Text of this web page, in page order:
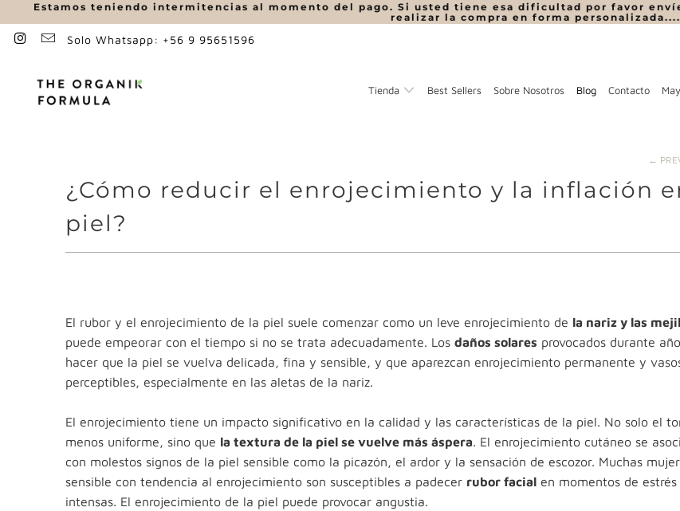
Estamos teniendo intermitencias al momento del pago. Si usted tiene esa dificultad por favor
realizar la compra en forma personalizada....
Solo Whatsapp: +56 9 95651596
Tienda Best Sellers Sobre Nosotros Blog Contacto
←
¿Cómo reducir el enrojecimiento y la inflación
piel?
El rubor y el enrojecimiento de la piel suele comenzar como un leve enrojecimiento de la nariz y las
puede empeorar con el tiempo si no se trata adecuadamente. Los daños solares provocados durante
hacer que la piel se vuelva delicada, fina y sensible, y que aparezcan enrojecimiento permanente y
perceptibles, especialmente en las aletas de la nariz.
El enrojecimiento tiene un impacto significativo en la calidad y las características de la piel. No solo el
menos uniforme, sino que la textura de la piel se vuelve más áspera. El enrojecimiento cutáneo se
con molestos signos de la piel sensible como la picazón, el ardor y la sensación de escozor. Muchas
sensible con tendencia al enrojecimiento son susceptibles a padecer rubor facial en momentos de
intensas. El enrojecimiento de la piel puede provocar angustia.